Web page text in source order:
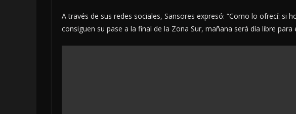
A través de sus redes sociales, Sansores expresó: “Como lo ofrecí: si
consiguen su pase a la final de la Zona Sur, mañana será día libre para